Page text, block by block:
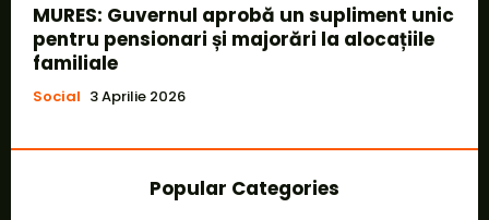
MURES: Guvernul aprobă un supliment unic
pentru pensionari și majorări la alocațiile
familiale
Social 3 Aprilie 2026
Popular Categories